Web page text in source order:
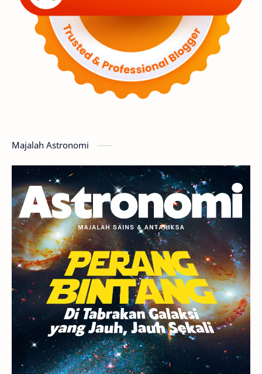
Luar Angkasa Video Aurora
Supernova Nebula Sponsored
Mars Planet Katai
GMT 2016
Planet Kerdil Bumi Pengetahuan
Berita Hujan Meteor Satelit Alami
Rasi Bintang Teleskop Saturnus
GBT 2018 UFO Advertorial
Astrofotografi
Stasiun Luar Angkasa Internasional
Gugus Bintang Menarik Dibaca
Majalah Astronomi